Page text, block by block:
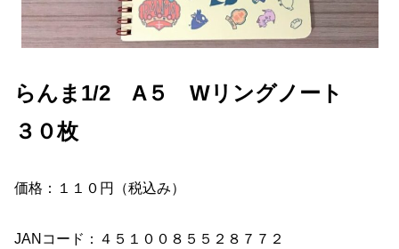
らんま1/2 A５ Wリングノート
３０枚
価格：１１０円（税込み）
JANコード：４５１００８５５２８７７２